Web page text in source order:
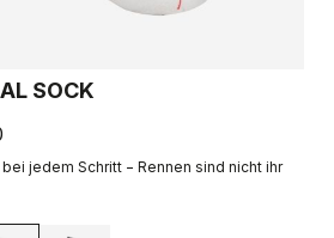
SOCK
jedem Schritt − Rennen sind nicht ihr